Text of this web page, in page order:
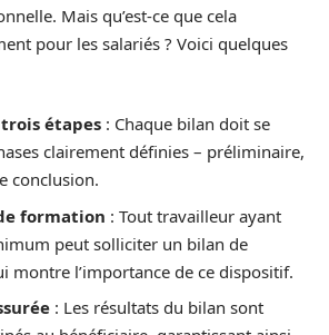
Mais qu’est-ce que cela
pour les salariés ? Voici quelques
étapes : Chaque bilan doit se
clairement définies – préliminaire,
conclusion.
formation : Tout travailleur ayant
peut solliciter un bilan de
montre l’importance de ce dispositif.
: Les résultats du bilan sont